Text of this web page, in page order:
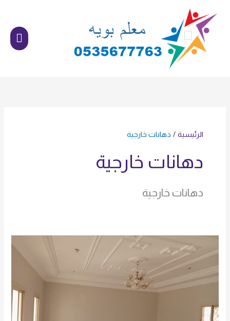
المحتوى
الرئيسية دهانات خارجية
دهانات خارجية
دهانات خارجية
بويه
جده